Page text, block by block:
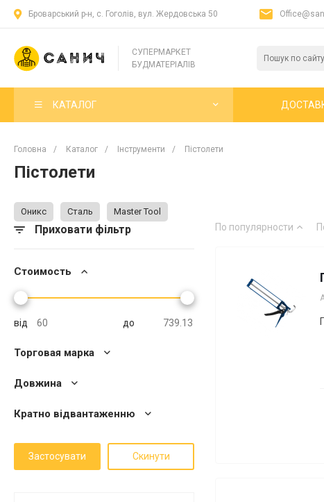
Броварський р-н, с. Гоголів, вул. Жердовська 50
СУПЕРМАРКЕТ
БУДМАТЕРІАЛІВ
КАТАЛОГ
Головна / Каталог / Інструменти / Пістолети
Пістолети
Оникс Сталь Master Tool
Приховати фільтр
Стоимость
від до
Торговая марка
Довжина
Кратно відвантаженню
По популярности